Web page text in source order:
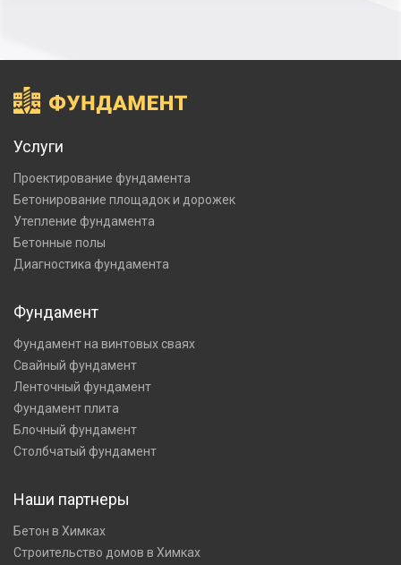
Услуги
Проектирование фундамента
Бетонирование площадок и дорожек
Утепление фундамента
Бетонные полы
Диагностика фундамента
Фундамент
Фундамент на винтовых сваях
Свайный фундамент
Ленточный фундамент
Фундамент плита
Блочный фундамент
Столбчатый фундамент
Наши партнеры
Бетон в Химках
Строительство домов в Химках